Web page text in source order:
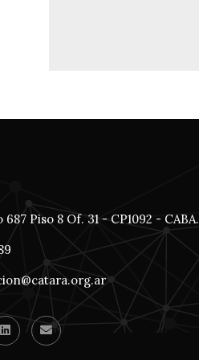
Piso 8 Of. 31 - CP1092 - CABA.